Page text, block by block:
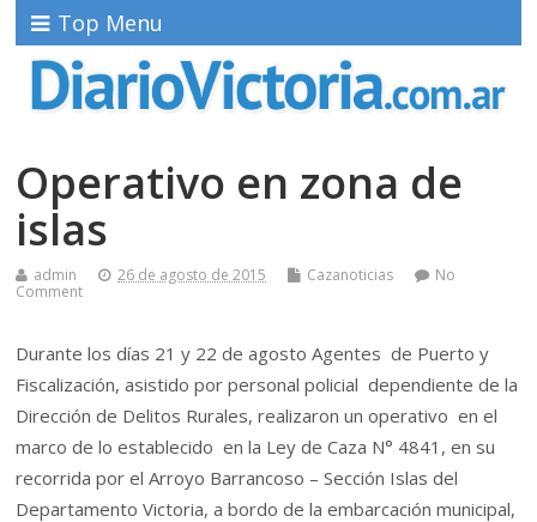
Top Menu
Operativo en zona de
islas
admin 26 de agosto de 2015 Cazanoticias
No
Comment
Durante los días 21 y 22 de agosto Agentes de Puerto y
Fiscalización, asistido por personal policial dependiente de la
Dirección de Delitos Rurales, realizaron un operativo en el
marco de lo establecido en la Ley de Caza N° 4841, en su
recorrida por el Arroyo Barrancoso – Sección Islas del
Departamento Victoria, a bordo de la embarcación municipal,